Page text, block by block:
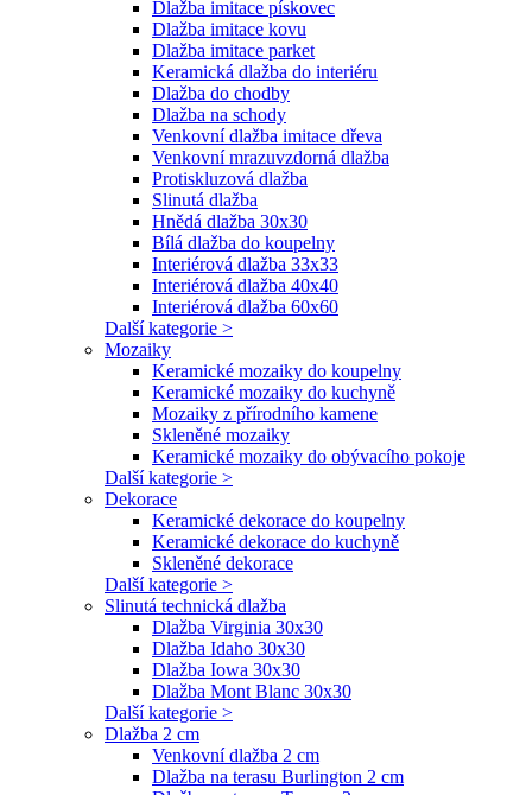
Dlažba imitace pískovec
Dlažba imitace kovu
Dlažba imitace parket
Keramická dlažba do interiéru
Dlažba do chodby
Dlažba na schody
Venkovní dlažba imitace dřeva
Venkovní mrazuvzdorná dlažba
Protiskluzová dlažba
Slinutá dlažba
Hnědá dlažba 30x30
Bílá dlažba do koupelny
Interiérová dlažba 33x33
Interiérová dlažba 40x40
Interiérová dlažba 60x60
Další kategorie >
Mozaiky
Keramické mozaiky do koupelny
Keramické mozaiky do kuchyně
Mozaiky z přírodního kamene
Skleněné mozaiky
Keramické mozaiky do obývacího pokoje
Další kategorie >
Dekorace
Keramické dekorace do koupelny
Keramické dekorace do kuchyně
Skleněné dekorace
Další kategorie >
Slinutá technická dlažba
Dlažba Virginia 30x30
Dlažba Idaho 30x30
Dlažba Iowa 30x30
Dlažba Mont Blanc 30x30
Další kategorie >
Dlažba 2 cm
Venkovní dlažba 2 cm
Dlažba na terasu Burlington 2 cm